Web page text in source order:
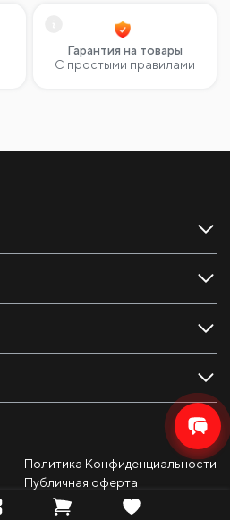
Гарантия на товары
С простыми правилами
Политика Конфиденциальности
Публичная оферта